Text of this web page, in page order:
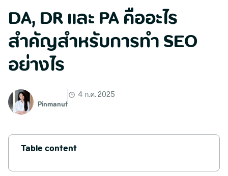
DA, DR และ PA คืออะไร
สำคัญสำหรับการทำ SEO
อย่างไร
Pinmanut
4 ก.ค. 2025
Table content